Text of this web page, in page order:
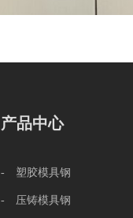
产品中心
- 塑胶模具钢
- 压铸模具钢